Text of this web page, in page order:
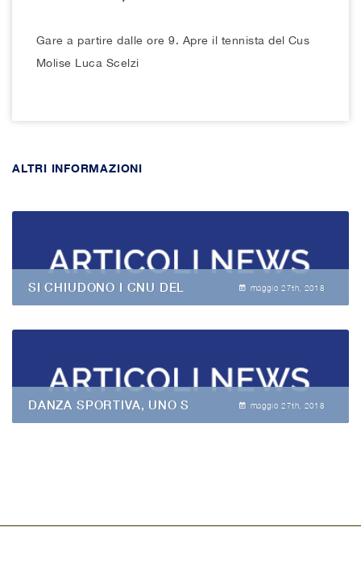
Gare a partire dalle ore 9. Apre il tennista del Cus
Molise Luca Scelzi
ALTRI INFORMAZIONI
SI CHIUDONO I CNU DEL maggio 27th, 2018
DANZA SPORTIVA, UNO S maggio 27th, 2018